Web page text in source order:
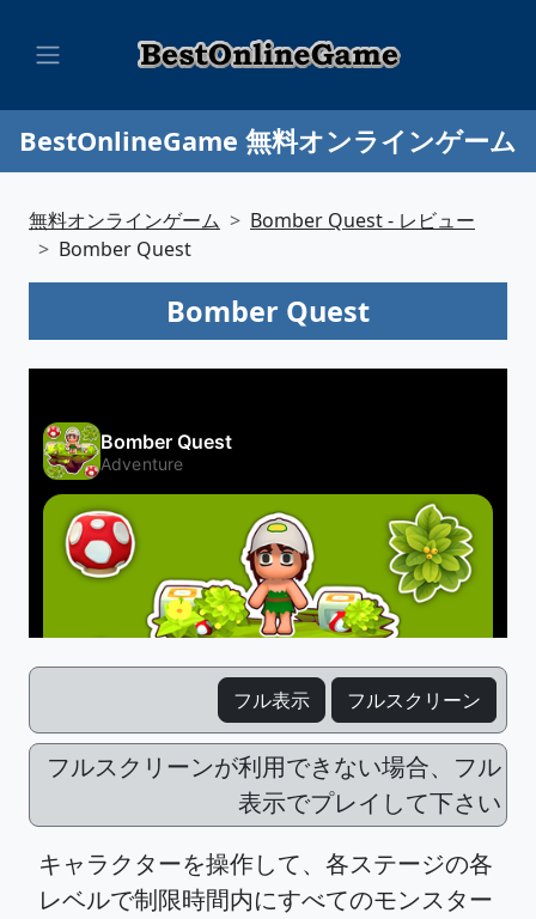
BestOnlineGame 無料オンラインゲーム
無料オンラインゲーム
Bomber Quest - レビュー
Bomber Quest
Bomber Quest
フル表示 フルスクリーン
フルスクリーンが利用できない場合、フル
表示でプレイして下さい
キャラクターを操作して、各ステージの各
レベルで制限時間内にすべてのモンスター